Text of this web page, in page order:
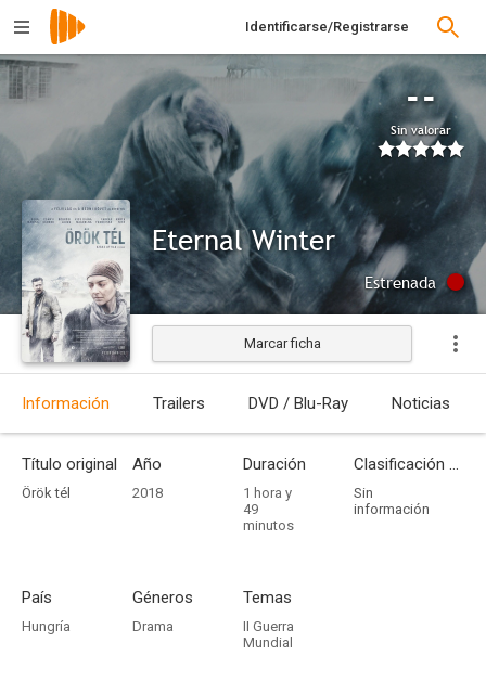
Identificarse/Registrarse
--
Sin valorar
Eternal Winter
Estrenada
Marcar ficha
Información Trailers DVD / Blu-Ray Noticias
Título original
Örök tél
Año
2018
Duración
1 hora y
49
minutos
Clasificación por edades
Sin
información
País
Hungría
Géneros
Drama
Temas
II Guerra
Mundial